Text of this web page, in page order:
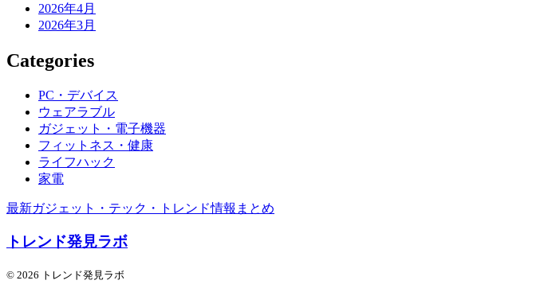
2026年4月
2026年3月
Categories
PC・デバイス
ウェアラブル
ガジェット・電子機器
フィットネス・健康
ライフハック
家電
最新ガジェット・テック・トレンド情報まとめ
トレンド発見ラボ
© 2026 トレンド発見ラボ